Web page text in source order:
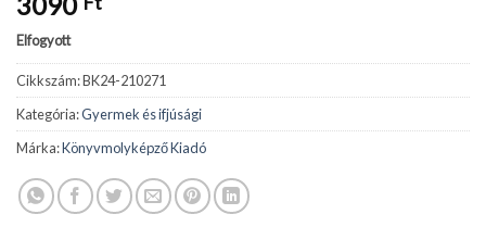
Elfogyott
Cikkszám:BK24-210271
Kategória:Gyermek és ifjúsági
Márka:Könyvmolyképző Kiadó